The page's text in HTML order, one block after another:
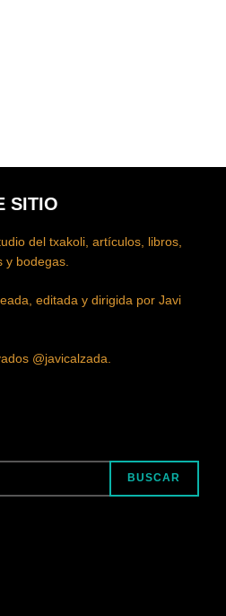
SITIO
del txakoli, artículos, libros,
y bodegas.
editada y dirigida por Javi
@javicalzada.
BUSCAR